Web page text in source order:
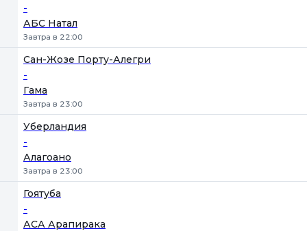
-
АБС Натал
Завтра в 22:00
Сан-Жозе Порту-Алегри
-
Гама
Завтра в 23:00
Уберландия
-
Алагоано
Завтра в 23:00
Гоятуба
-
АСА Арапирака